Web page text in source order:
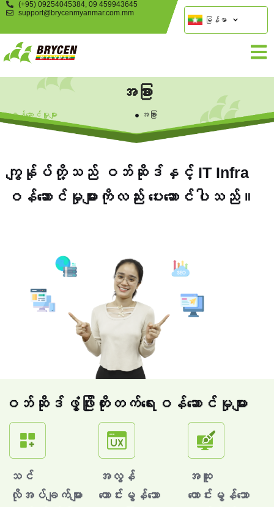
(+95) 09254045384, 09 459943645
support@brycenmyanmar.com.mm
မြန်မာ
အခြား
ဝန်ဆောင်မှူများ အခြား
ကျွန်ုပ်တို့သည် ဝဘ်ဆိုဒ်နှင့် IT Infra
ဝန်ဆောင်မှုများကိုလည်း ပေးဆောင်ပါသည်။
ဝဘ်ဆိုဒ်ဖွံ့ဖြိုးတိုးတက်ရေးဝန်ဆောင်မှုများ
သင်
လိုအပ်ချက်များ
အလွန်
ကောင်းမွန်သော
အထူး
ကောင်းမွန်သော